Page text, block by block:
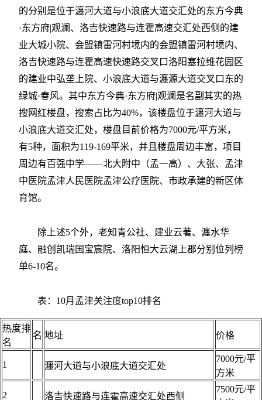
的分别是位于瀍河大道与小浪底大道交汇处的东方今典
·东方府|观澜、洛吉快速路与连霍高速交汇处西侧的建
业大城小院、会盟镇雷河村境内的会盟镇雷河村境内、
洛吉快速路与连霍高速快速路交叉口洛阳塞拉维花园区
的建业中弘垄上院、小浪底大道与瀍源大道交叉口东的
绿城·春风。其中东方今典·东方府|观澜是名副其实的热
搜网红楼盘，搜索占比为40%，该楼盘位于瀍河大道与
小浪底大道交汇处，楼盘目前价格为7000元/平方米，
有5种，面积为119-169平米，并且楼盘周边丰富，项目
周边有百强中学——北大附中（孟一高）、大张、孟津
中医院孟津人民医院孟津公疗医院、市政承建的新区体
育馆。
除上述5个外，老知青公社、建业云著、瀍水华
庭、融创凯瑞国宝宸院、洛阳恒大云湖上郡分别位列榜
单6-10名。
表：10月孟津关注度top10排名
热度排
名
名 地址 价格
1 瀍河大道与小浪底大道交汇处
7000元/平
方米
2 洛吉快速路与连霍高速交汇处西侧
7500元/平